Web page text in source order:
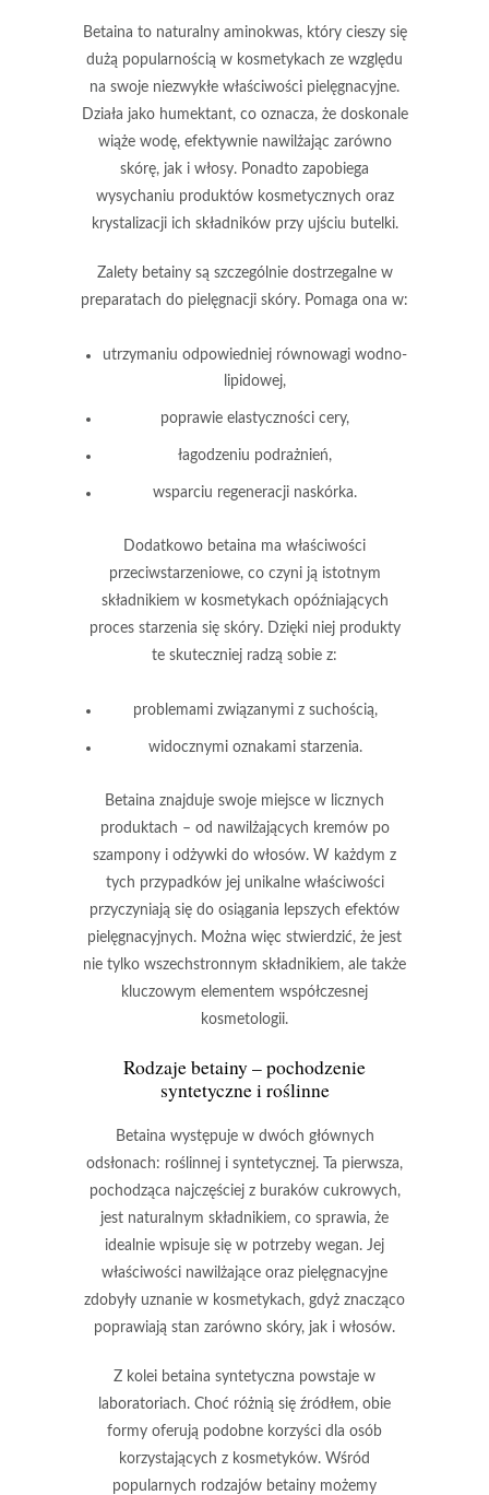
Betaina to naturalny aminokwas, który cieszy się
dużą popularnością w kosmetykach ze względu
na swoje niezwykłe właściwości pielęgnacyjne.
Działa jako humektant, co oznacza, że doskonale
wiąże wodę, efektywnie nawilżając zarówno
skórę, jak i włosy. Ponadto zapobiega
wysychaniu produktów kosmetycznych oraz
krystalizacji ich składników przy ujściu butelki.
Zalety betainysą szczególnie dostrzegalne w
preparatach do pielęgnacji skóry. Pomaga ona w:
utrzymaniu odpowiedniej równowagi wodno-
lipidowej,
poprawie elastyczności cery,
łagodzeniu podrażnień,
wsparciu regeneracji naskórka.
Dodatkowo betaina ma właściwości
przeciwstarzeniowe, co czyni ją istotnym
składnikiem w kosmetykach opóźniających
proces starzenia się skóry. Dzięki niej produkty
te skuteczniej radzą sobie z:
problemami związanymi z suchością,
widocznymi oznakami starzenia.
Betaina znajduje swoje miejsce w licznych
produktach – od nawilżających kremów po
szampony i odżywki do włosów. W każdym z
tych przypadków jej unikalne właściwości
przyczyniają się do osiągania lepszych efektów
pielęgnacyjnych. Można więc stwierdzić, że jest
nie tylko wszechstronnym składnikiem, ale także
kluczowym elementem współczesnej
kosmetologii.
Rodzaje betainy – pochodzenie
syntetyczne i roślinne
Betaina występuje w dwóch głównych
odsłonach: roślinnej i syntetycznej. Ta pierwsza,
pochodząca najczęściej z buraków cukrowych,
jest naturalnym składnikiem, co sprawia, że
idealnie wpisuje się w potrzeby wegan. Jej
właściwości nawilżające oraz pielęgnacyjne
zdobyły uznanie w kosmetykach, gdyż znacząco
poprawiają stan zarówno skóry, jak i włosów.
Z kolei betaina syntetyczna powstaje w
laboratoriach. Choć różnią się źródłem, obie
formy oferują podobne korzyści dla osób
korzystających z kosmetyków. Wśród
popularnych rodzajów betainy możemy